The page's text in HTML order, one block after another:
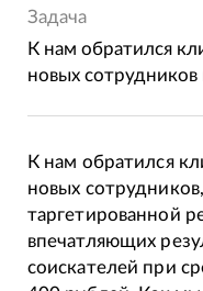
Задача
К нам обратился
новых сотрудников
К нам обратился
новых
таргетированной
впечатляющих
соискателей при